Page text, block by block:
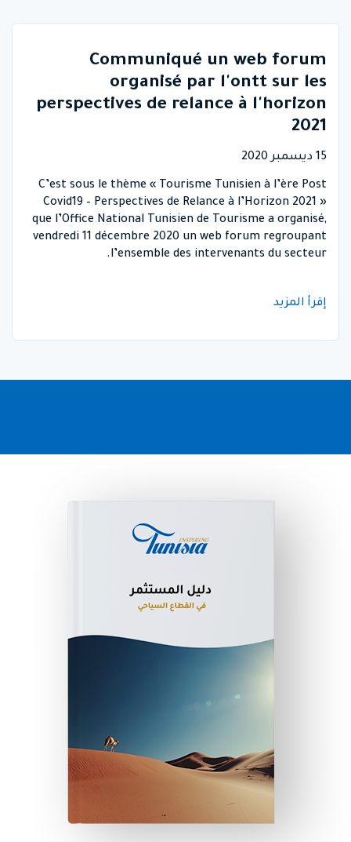
Communiqué un web forum
organisé par l'ontt sur les
perspectives de relance à l'horizon
2021
15 ديسمبر 2020
C’est sous le thème « Tourisme Tunisien à l’ère Post
Covid19 – Perspectives de Relance à l’Horizon 2021 »
que l’Office National Tunisien de Tourisme a organisé,
vendredi 11 décembre 2020 un web forum regroupant
l’ensemble des intervenants du secteur.
إقرأ المزيد